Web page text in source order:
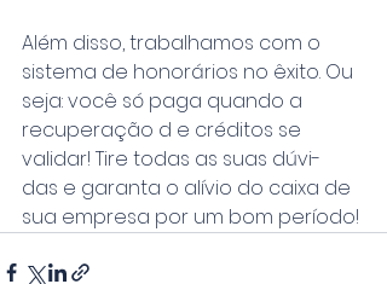
Além disso, trabalhamos com o
sistema de honorários no êxito. Ou
seja: você só paga quando a
recuperação d e créditos se
validar! Tire todas as suas dúvi-
das e garanta o alívio do caixa de
sua empresa por um bom período!